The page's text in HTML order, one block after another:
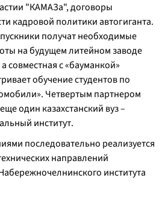
"КАМАЗа", договоры
кадровой политики автогиганта.
получат необходимые
на будущем литейном заводе
совместная с «бауманкой»
обучение студентов по
Четвертым партнером
один казахстанский вуз –
институт.
последовательно реализуется
направлений
института